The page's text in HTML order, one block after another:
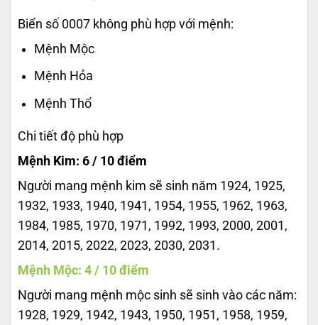
Biển số 0007 không phù hợp với mệnh:
Mệnh Mộc
Mệnh Hỏa
Mệnh Thổ
Chi tiết độ phù hợp
Mệnh Kim: 6 / 10 điểm
Người mang mệnh kim sẽ sinh năm 1924, 1925,
1932, 1933, 1940, 1941, 1954, 1955, 1962, 1963,
1984, 1985, 1970, 1971, 1992, 1993, 2000, 2001,
2014, 2015, 2022, 2023, 2030, 2031.
Mệnh Mộc: 4 / 10 điểm
Người mang mệnh mộc sinh sẽ sinh vào các năm:
1928, 1929, 1942, 1943, 1950, 1951, 1958, 1959,